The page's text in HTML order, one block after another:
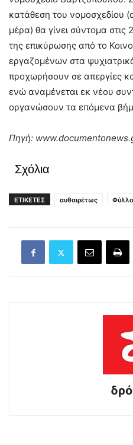
κατάθεση του νομοσχεδίου
μέρα) θα γίνει σύντομα
της επικύρωσης από το
εργαζομένων στα
προχωρήσουν σε απεργίες
ενώ αναμένεται εκ νέου
οργανώσουν τα επόμενα
Πηγή:
Σχόλια
ΕΤΙΚΕΤΕΣ αυθαιρέτως